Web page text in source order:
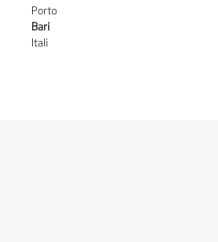
Porto
Bari
Itali